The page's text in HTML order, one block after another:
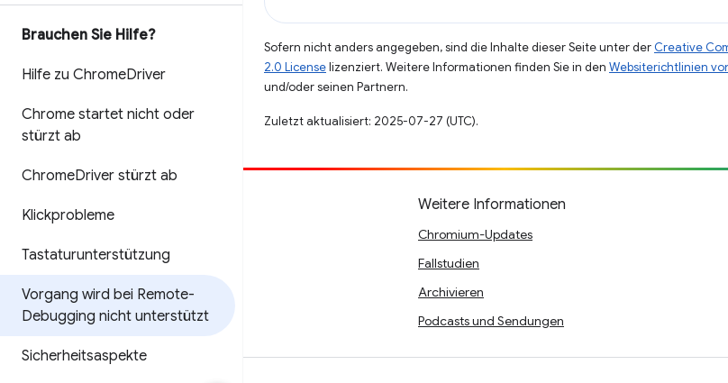
Brauchen Sie Hilfe?
Hilfe zu ChromeDriver
Chrome startet nicht oder
stürzt ab
ChromeDriver stürzt ab
Klickprobleme
Tastaturunterstützung
Vorgang wird bei Remote-
Debugging nicht unterstützt
Sicherheitsaspekte
Sofern nicht anders angegeben, sind die Inhalte dieser Seite unter der Creative
2.0 Licenselizenziert. Weitere Informationen finden Sie in den Websiterichtlinien
und/oder seinen Partnern.
Zuletzt aktualisiert: 2025-07-27 (UTC).
Beitragen
Offene Fragen ansehen
Weitere Informationen
Chromium-Updates
Fallstudien
Archivieren
Podcasts und Sendungen